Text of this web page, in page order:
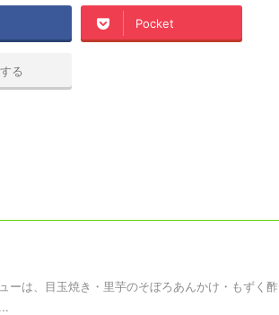
Pocket
る
ーは、目玉焼き・里芋のそぼろあんかけ・もずく酢